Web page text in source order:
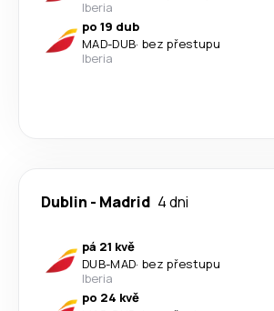
Iberia
po 19 dub
MAD-DUB· bez přestupu
Iberia
Dublin - Madrid 4 dni
pá 21 kvě
DUB-MAD· bez přestupu
Iberia
po 24 kvě